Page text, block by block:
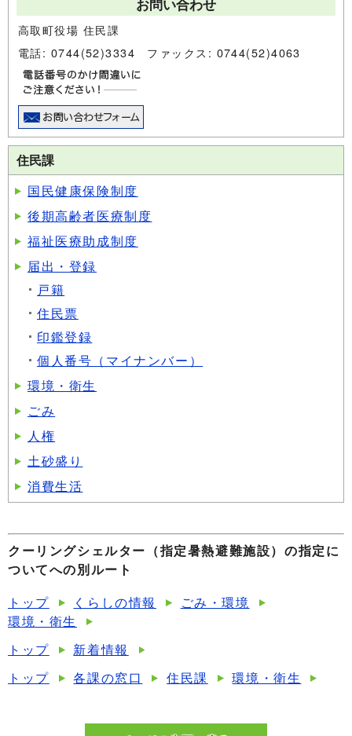
お問い合わせ
高取町役場 住民課
電話: 0744(52)3334 ファックス: 0744(52)4063
住民課
国民健康保険制度
後期高齢者医療制度
福祉医療助成制度
届出・登録
戸籍
住民票
印鑑登録
個人番号（マイナンバー）
環境・衛生
ごみ
人権
土砂盛り
消費生活
クーリングシェルター（指定暑熱避難施設）の指定に
ついてへの別ルート
トップ
くらしの情報
ごみ・環境
環境・衛生
トップ
新着情報
トップ
各課の窓口 住民課 環境・衛生